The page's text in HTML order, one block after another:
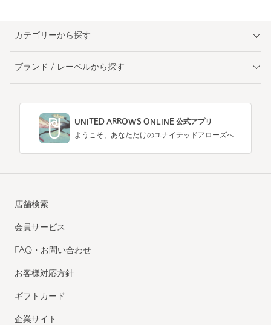
カテゴリーから探す
ブランド / レーベルから探す
UNITED ARROWS ONLINE 公式アプリ
ようこそ、あなただけのユナイテッドアローズへ
店舗検索
会員サービス
FAQ・お問い合わせ
お客様対応方針
ギフトカード
企業サイト